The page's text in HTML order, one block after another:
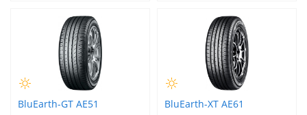
BluEarth-GT AE51 BluEarth-XT AE61